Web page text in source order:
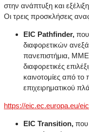
στην ανάπτυξη και
Οι τρεις προσκλήσεις
EIC Pathfinder, που
διαφορετικών
πανεπιστήμια, ΜΜΕ,
διαφορετικές
καινοτομίες από
επιχειρηματικού
https://eic.ec.europa.eu/
EIC Transition, που